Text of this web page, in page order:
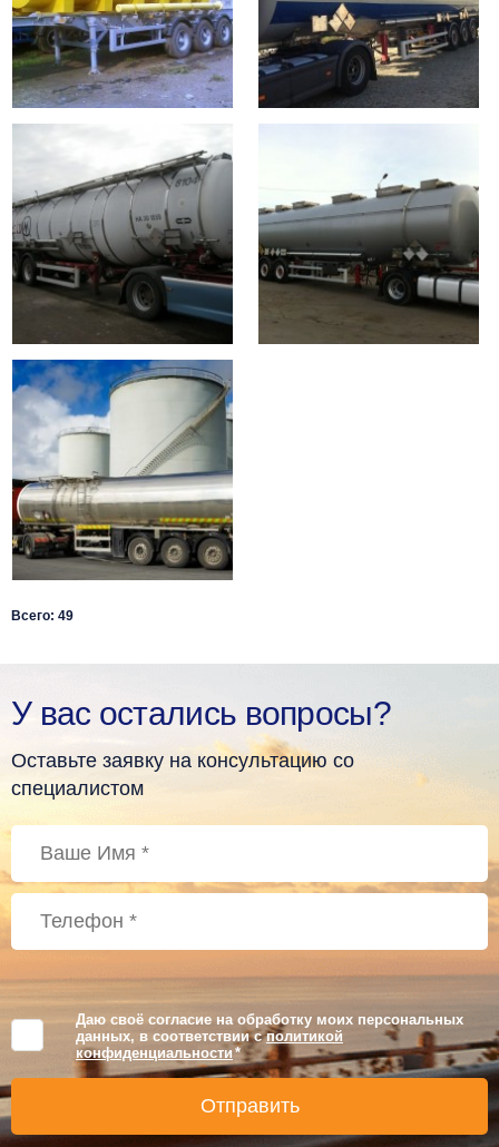
Всего: 49
У вас остались вопросы?
Оставьте заявку на консультацию со
специалистом
Даю своё согласие на обработку моих персональных
данных, в соответствии сполитикой
конфиденциальности *